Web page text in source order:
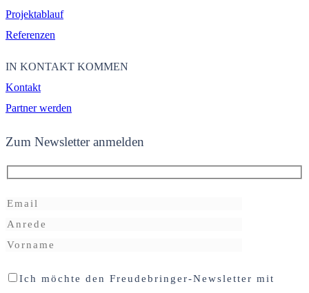
Projektablauf
Referenzen
IN KONTAKT KOMMEN
Kontakt
Partner werden
Zum Newsletter anmelden
Ich möchte den Freudebringer-Newsletter mit